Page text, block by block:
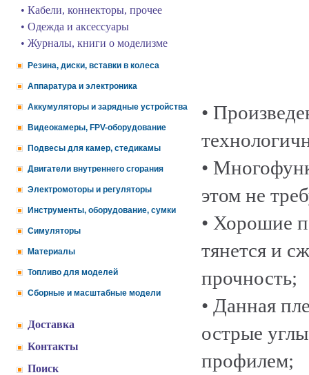
• Кабели, коннекторы, прочее
• Одежда и аксессуары
• Журналы, книги о моделизме
Резина, диски, вставки в колеса
Аппаратура и электроника
Аккумуляторы и зарядные устройства
Видеокамеры, FPV-оборудование
Подвесы для камер, стедикамы
Двигатели внутреннего сгорания
Электромоторы и регуляторы
Инструменты, оборудование, сумки
Симуляторы
Материалы
Топливо для моделей
Сборные и масштабные модели
Доставка
Контакты
Поиск
•
•
этом не
• Хорошие
тянется и
прочность;
• Данная
острые
профилем;